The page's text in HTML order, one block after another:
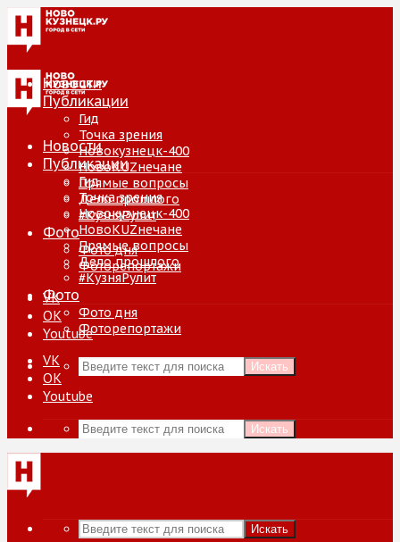
Новости
Публикации
Гид
Точка зрения
Новокузнецк-400
НовоKUZнечане
Прямые вопросы
Дело прошлого
#КузняРулит
Фото
Фото дня
Фоторепортажи
VK
ОК
Youtube
Искать
Новости
Публикации
Гид
Точка зрения
Новокузнецк-400
НовоKUZнечане
Прямые вопросы
Дело прошлого
#КузняРулит
Фото
Фото дня
Фоторепортажи
VK
ОК
Youtube
Искать
Искать